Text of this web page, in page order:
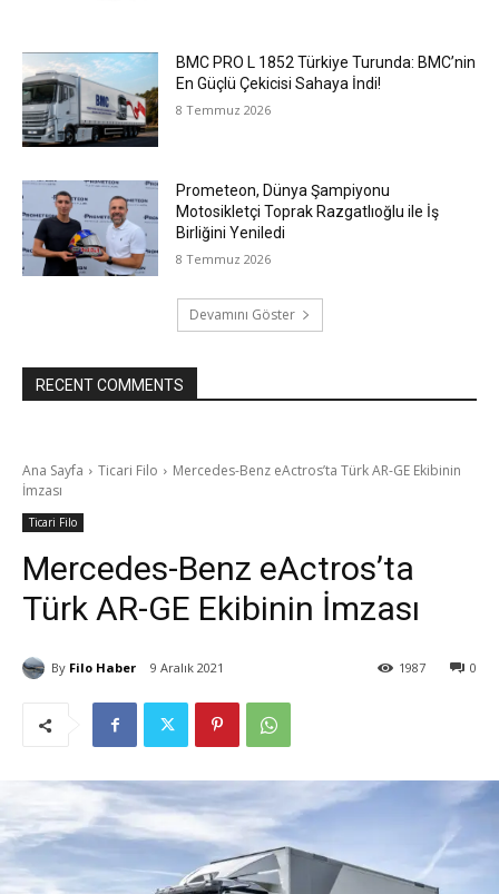
BMC PRO L 1852 Türkiye Turunda: BMC’nin
En Güçlü Çekicisi Sahaya İndi!
8 Temmuz 2026
Prometeon, Dünya Şampiyonu
Motosikletçi Toprak Razgatlıoğlu ile İş
Birliğini Yeniledi
8 Temmuz 2026
Devamını Göster
RECENT COMMENTS